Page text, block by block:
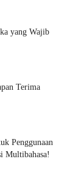
yang Wajib
Penggunaan
Multibahasa!